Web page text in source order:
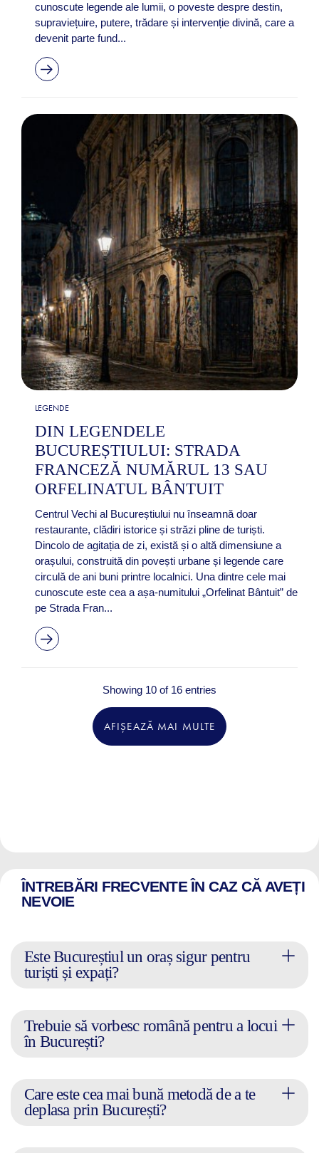
cunoscute legende ale lumii, o poveste despre destin,
supraviețuire, putere, trădare și intervenție divină, care a
devenit parte fund...
LEGENDE
DIN LEGENDELE
BUCUREȘTIULUI: STRADA
FRANCEZĂ NUMĂRUL 13 SAU
ORFELINATUL BÂNTUIT
Centrul Vechi al Bucureștiului nu înseamnă doar
restaurante, clădiri istorice și străzi pline de turiști.
Dincolo de agitația de zi, există și o altă dimensiune a
orașului, construită din povești urbane și legende care
circulă de ani buni printre localnici. Una dintre cele mai
cunoscute este cea a așa-numitului „Orfelinat Bântuit” de
pe Strada Fran...
Showing 10 of 16 entries
AFIȘEAZĂ MAI MULTE
ÎNTREBĂRI FRECVENTE ÎN CAZ CĂ AVEȚI
NEVOIE
Este Bucureștiul un oraș sigur pentru
turiști și expați?
Trebuie să vorbesc română pentru a locui
în București?
Care este cea mai bună metodă de a te
deplasa prin București?